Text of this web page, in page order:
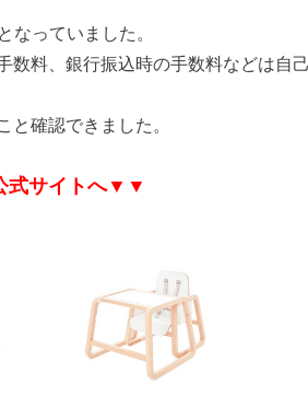
となっていました。
数料、銀行振込時の手数料などは自
確認できました。
式サイトへ▼▼